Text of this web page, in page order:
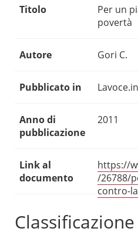
Titolo
Per un
povertà
Autore Gori C.
Pubblicato in
Anno di
pubblicazione
2011
Link al
documento
https://
/26788/
contro-
Classificazione